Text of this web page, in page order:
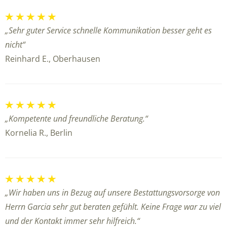
„Sehr guter Service schnelle Kommunikation besser geht es
nicht“
Reinhard E., Oberhausen
„Kompetente und freundliche Beratung.“
Kornelia R., Berlin
„Wir haben uns in Bezug auf unsere Bestattungsvorsorge von
Herrn Garcia sehr gut beraten gefühlt. Keine Frage war zu viel
und der Kontakt immer sehr hilfreich.“